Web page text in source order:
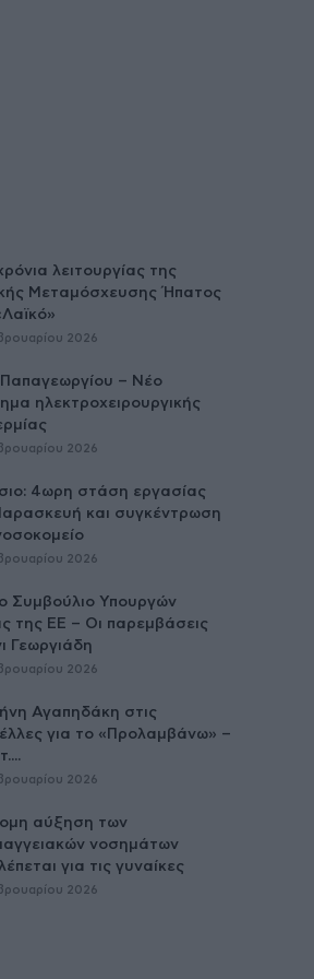
λειτουργίας της
Μεταμόσχευσης Ήπατος
2026
– Νέο
ηλεκτροχειρουργικής
2026
4ωρη στάση εργασίας
και συγκέντρωση
2026
Συμβούλιο Υπουργών
της ΕE – Οι παρεμβάσεις
Γεωργιάδη
2026
Αγαπηδάκη στις
για το «Προλαμβάνω» –
2026
αύξηση των
νοσημάτων
για τις γυναίκες
2026